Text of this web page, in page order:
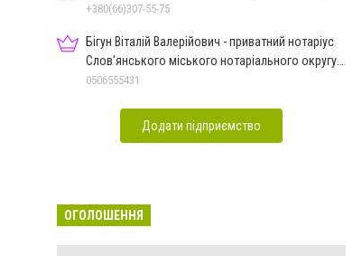
+380(66)307-55-75
Бігун Віталій Валерійович - приватний нотаріус
Слов'янського міського нотаріального округу
Дон.обл.
0506555431
Додати підприємство
ОГОЛОШЕННЯ